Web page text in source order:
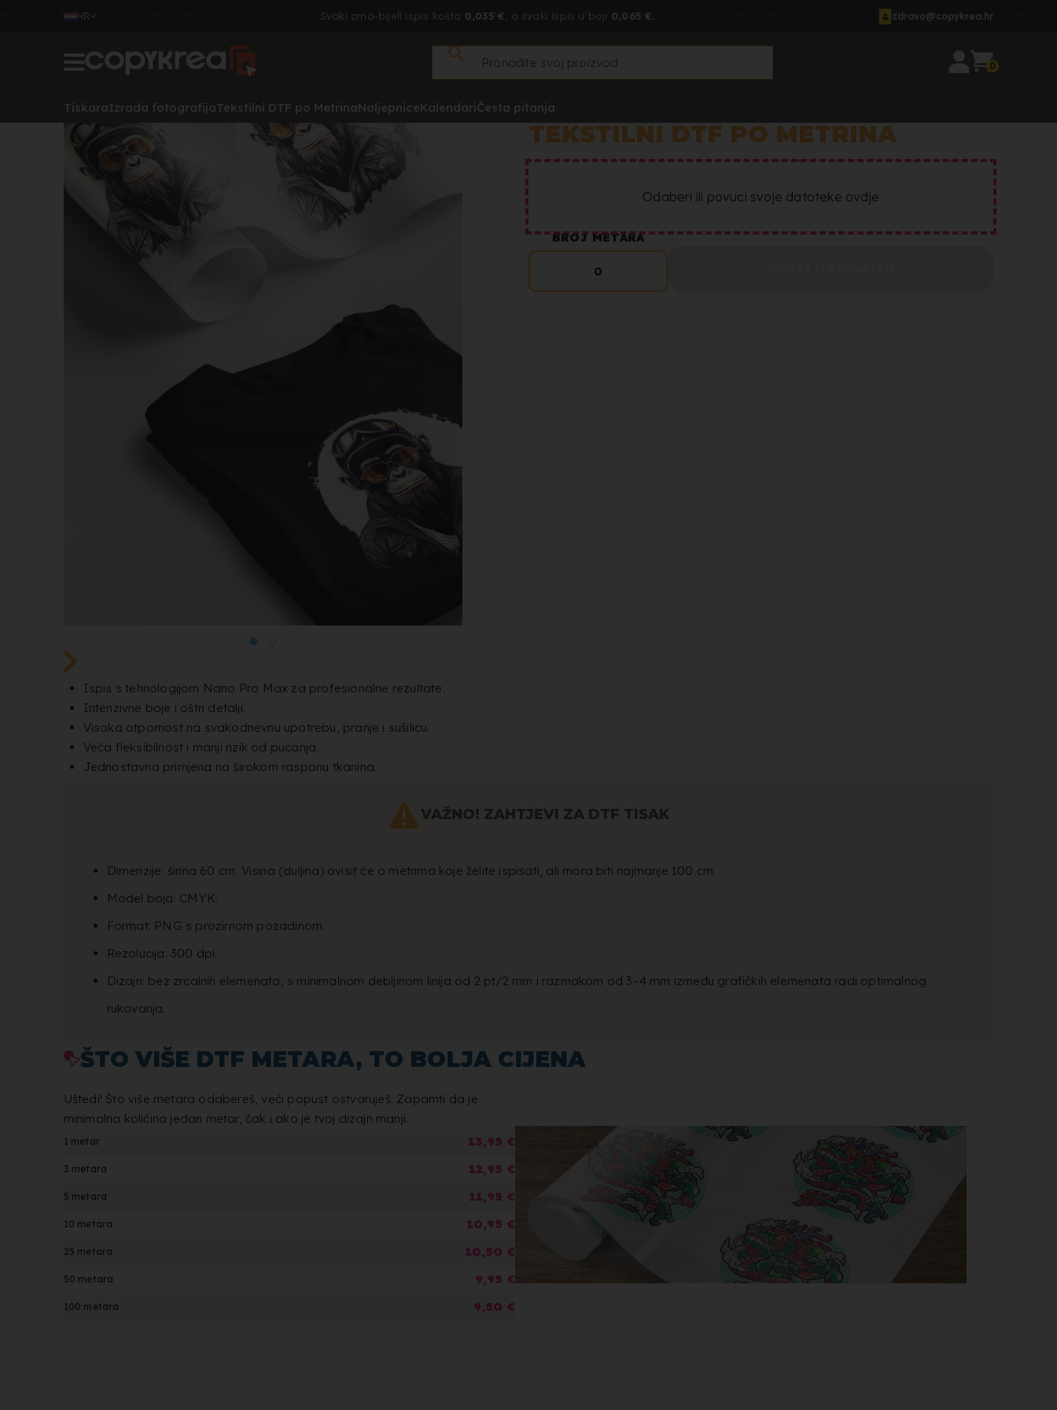
HR Svaki crno-bijeli ispis košta 0,035 € , a svaki ispis u boji 0,065 €. zdravo@copykrea.hr
0
TiskaraIzrada fotografijaTekstilni DTF po MetrinaNaljepniceKalendariČesta pitanja
Početna Tekstilni DTF po Metrina
Ispis s tehnologijom Nano Pro Max za profesionalne rezultate.
Intenzivne boje i oštri detalji.
Visoka otpornost na svakodnevnu upotrebu, pranje i sušilicu.
Veća fleksibilnost i manji rizik od pucanja.
Jednostavna primjena na širokom rasponu tkanina.
TEKSTILNI DTF PO METRINA
Odaberi ili povuci svoje datoteke ovdje
BROJ METARA
0
VAŽNO! ZAHTJEVI ZA DTF TISAK
Dimenzije: širina 60 cm. Visina (duljina) ovisit će o metrima koje želite ispisati, ali mora biti najmanje 100 cm.
Model boja: CMYK.
Format: PNG s prozirnom pozadinom.
Rezolucija: 300 dpi.
Dizajn: bez zrcalnih elemenata, s minimalnom debljinom linija od 2 pt/2 mm i razmakom od 3–4 mm između grafičkih elemenata radi optimalnog
rukovanja.
ŠTO VIŠE DTF METARA, TO BOLJA CIJENA
Uštedi! Što više metara odabereš, veći popust ostvaruješ. Zapamti da je
minimalna količina jedan metar, čak i ako je tvoj dizajn manji.
1 metar 13,95 €
3 metara 12,95 €
5 metara 11,95 €
10 metara 10,95 €
25 metara 10,50 €
50 metara 9,95 €
100 metara 9,50 €